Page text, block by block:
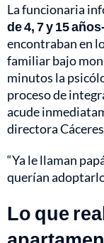
La funcionaria
de 4, 7 y 15
encontraban en
familiar bajo
minutos la
proceso de
acude
directora
“Ya le llaman
querían
Lo que